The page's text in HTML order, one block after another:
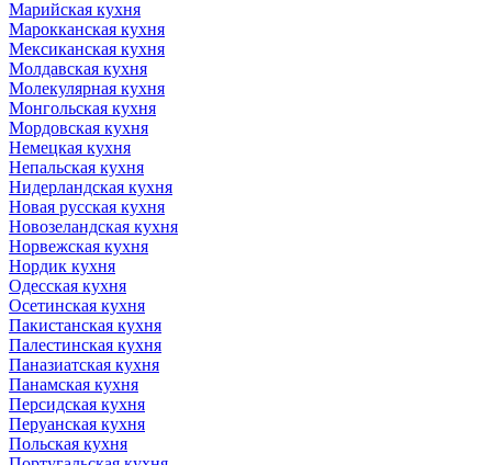
Марийская кухня
Марокканская кухня
Мексиканская кухня
Молдавская кухня
Молекулярная кухня
Монгольская кухня
Мордовская кухня
Немецкая кухня
Непальская кухня
Нидерландская кухня
Новая русская кухня
Новозеландская кухня
Норвежская кухня
Нордик кухня
Одесская кухня
Осетинская кухня
Пакистанская кухня
Палестинская кухня
Паназиатская кухня
Панамская кухня
Персидская кухня
Перуанская кухня
Польская кухня